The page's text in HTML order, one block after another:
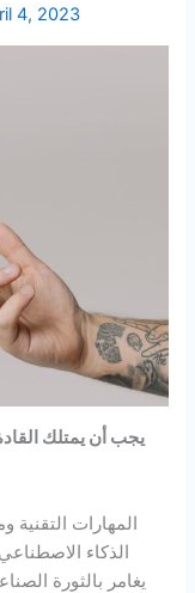
4, 2023
يجب أن يمتلك
المهارات
الذكاء
يغامر بالثورة